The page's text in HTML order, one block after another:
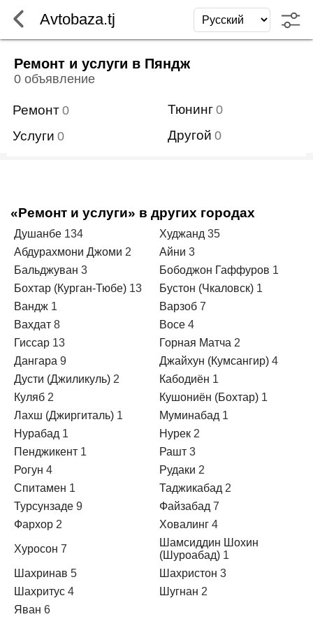
Avtobaza.tj
Ремонт и услуги в Пяндж
0 объявление
Ремонт 0
Услуги 0
Тюнинг 0
Другой 0
«Ремонт и услуги» в других городах
Душанбе 134 Худжанд 35
Абдурахмони Джоми 2 Айни 3
Бальджуван 3 Бободжон Гаффуров 1
Бохтар (Курган-Тюбе) 13 Бустон (Чкаловск) 1
Вандж 1 Варзоб 7
Вахдат 8 Восе 4
Гиссар 13 Горная Матча 2
Дангара 9 Джайхун (Кумсангир) 4
Дусти (Джиликуль) 2 Кабодиён 1
Куляб 2 Кушониён (Бохтар) 1
Лахш (Джиргиталь) 1 Муминабад 1
Нурабад 1 Нурек 2
Пенджикент 1 Рашт 3
Рогун 4 Рудаки 2
Спитамен 1 Таджикабад 2
Турсунзаде 9 Файзабад 7
Фархор 2 Ховалинг 4
Хуросон 7
Шамсиддин Шохин
(Шуроабад) 1
Шахринав 5 Шахристон 3
Шахритус 4 Шугнан 2
Яван 6